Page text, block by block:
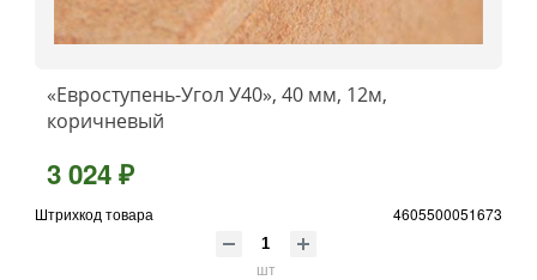
«Евроступень-Угол У40», 40 мм, 12м,
коричневый
3 024 ₽
Штрихкод товара 4605500051673
шт